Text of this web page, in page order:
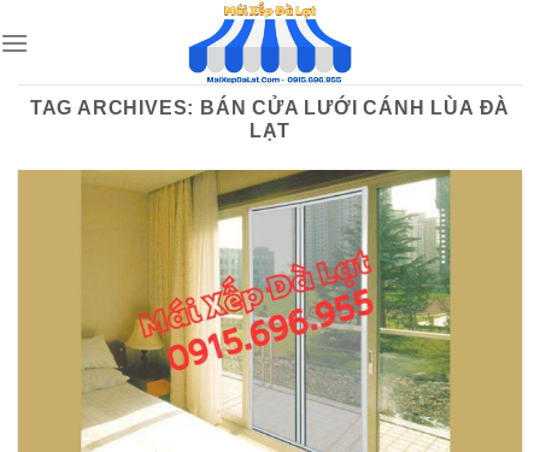
to
TAG ARCHIVES: BÁN CỬA LƯỚI CÁNH LÙA ĐÀ
LẠT